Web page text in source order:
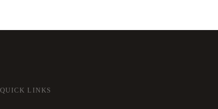
QUICK LINKS